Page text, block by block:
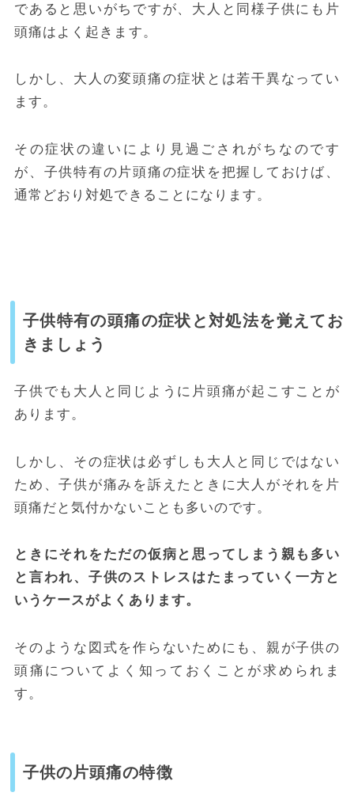
であると思いがちですが、大人と同様子供にも片
頭痛はよく起きます。
しかし、大人の変頭痛の症状とは若干異なってい
ます。
その症状の違いにより見過ごされがちなのです
が、子供特有の片頭痛の症状を把握しておけば、
通常どおり対処できることになります。
子供特有の頭痛の症状と対処法を覚えてお
きましょう
子供でも大人と同じように片頭痛が起こすことが
あります。
しかし、その症状は必ずしも大人と同じではない
ため、子供が痛みを訴えたときに大人がそれを片
頭痛だと気付かないことも多いのです。
ときにそれをただの仮病と思ってしまう親も多い
と言われ、子供のストレスはたまっていく一方と
いうケースがよくあります。
そのような図式を作らないためにも、親が子供の
頭痛についてよく知っておくことが求められま
す。
子供の片頭痛の特徴